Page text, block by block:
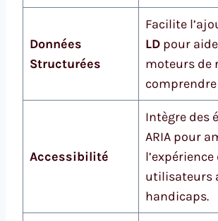
Données
Structurées
Facilite
LD pour
moteurs de
Accessibilité
Intègre des
ARIA pour
l’expérience
utilisateurs
handicaps.